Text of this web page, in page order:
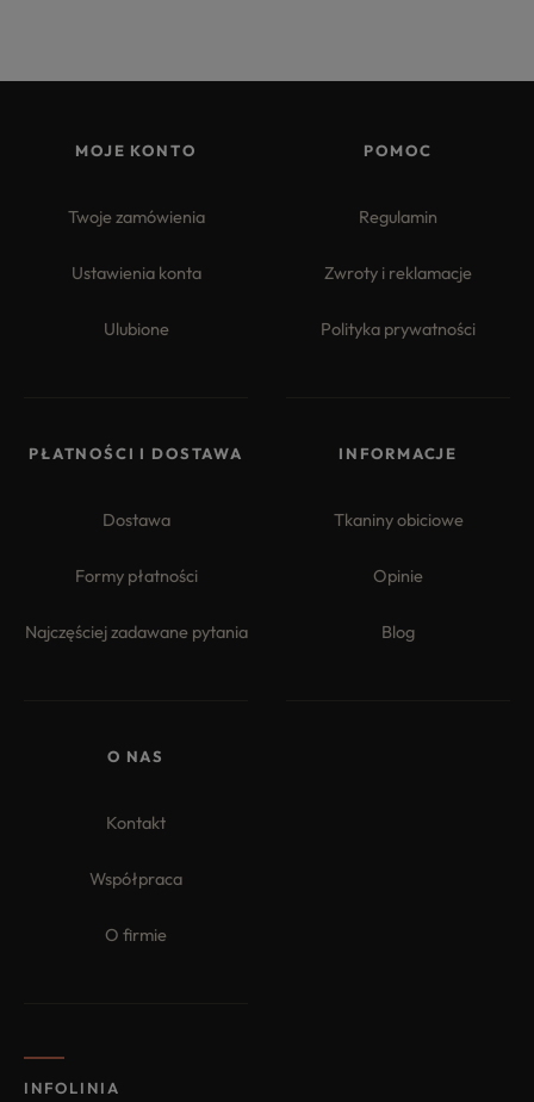
MOJE KONTO
Twoje zamówienia
Ustawienia konta
Ulubione
POMOC
Regulamin
Zwroty i reklamacje
Polityka prywatności
PŁATNOŚCI I DOSTAWA
Dostawa
Formy płatności
Najczęściej zadawane pytania
INFORMACJE
Tkaniny obiciowe
Opinie
Blog
O NAS
Kontakt
Współpraca
O firmie
INFOLINIA